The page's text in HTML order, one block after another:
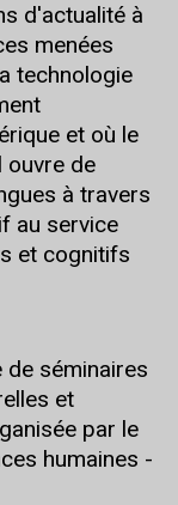
d'actualité à
menées
technologie
et où le
ouvre de
à travers
au service
et cognitifs
de séminaires
et
par le
humaines -